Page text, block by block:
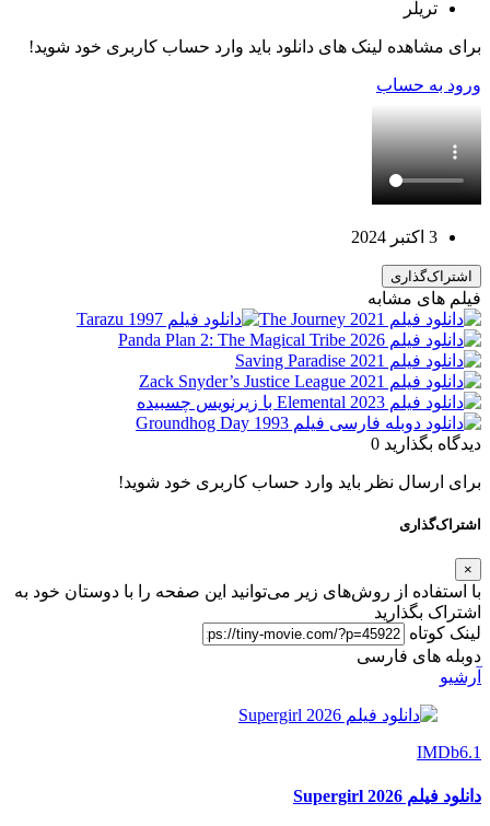
تریلر
برای مشاهده لینک های دانلود باید وارد حساب کاربری خود شوید!
ورود به حساب
3 اکتبر 2024
اشتراک‌گذاری
فیلم های مشابه
دیدگاه بگذارید 0
برای ارسال نظر باید وارد حساب کاربری خود شوید!
اشتراک‌گذاری
×
با استفاده از روش‌های زیر می‌توانید این صفحه را با دوستان خود به
اشتراک بگذارید
لینک کوتاه
دوبله های فارسی
آرشیو
IMDb6.1
دانلود فیلم Supergirl 2026